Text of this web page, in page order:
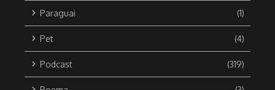
Paraguai (1)
Pet (4)
Podcast (319)